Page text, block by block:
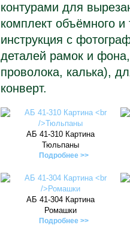
контурами для
комплект объёмного и
инструкция с
деталей рамок и
проволока, калька),
конверт.
АБ 41-310 Картина
Тюльпаны
Подробнее >>
АБ 41-304 Картина
Ромашки
Подробнее >>